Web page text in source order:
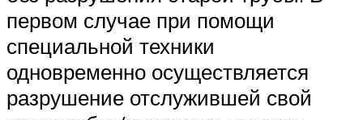
первом случае при помощи
специальной техники
одновременно осуществляется
разрушение отслужившей свой